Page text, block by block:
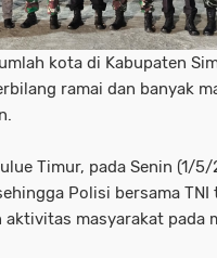
kota di Kabupaten
ramai dan banyak
Timur, pada Senin (1/5/
Polisi bersama
masyarakat pada